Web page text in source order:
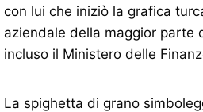
con lui che iniziò la grafica
aziendale della maggior parte
incluso il Ministero delle
La spighetta di grano